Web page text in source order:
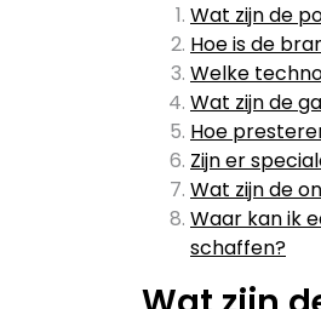
Wat zijn de
Hoe is de
Welke
Wat zijn de
Hoe
Zijn er
Wat zijn de
Waar kan ik
schaffen?